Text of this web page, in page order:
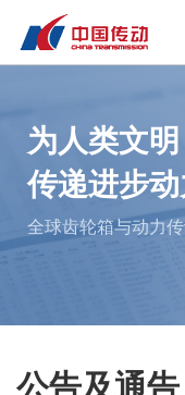
为人类文明
传递进步动
全球齿轮箱与动力
公告及通告